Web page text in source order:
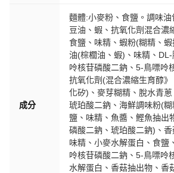
成分
麵體:小麥粉、食鹽。調味
豆油、蝦、抗氧化劑混合濃
食鹽、味精、蝦粉(糊精、
油(棕櫚油、蝦)、味精、
呤核苷磷酸二鈉、5-鳥嘌呤
抗氧化劑(混合濃縮生育醇
化矽)、麥芽糊精、脫水青蔥
琥珀酸二鈉、海鮮調味粉(
鹽、味精、魚醬、鰹魚抽出
磷酸二鈉、琥珀酸二鈉)、香
味精、小麥水解蛋白、食鹽
呤核苷磷酸二鈉、5-鳥嘌呤
水解蛋白、香菇抽出物、香